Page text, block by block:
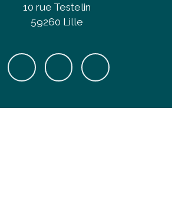
10 rue Testelin
59260 Lille